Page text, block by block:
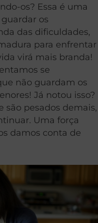
os? Essa é uma
os
das dificuldades,
para enfrentar
virá mais branda!
se
não guardam os
Já notou isso?
são pesados demais,
Uma força
damos conta de